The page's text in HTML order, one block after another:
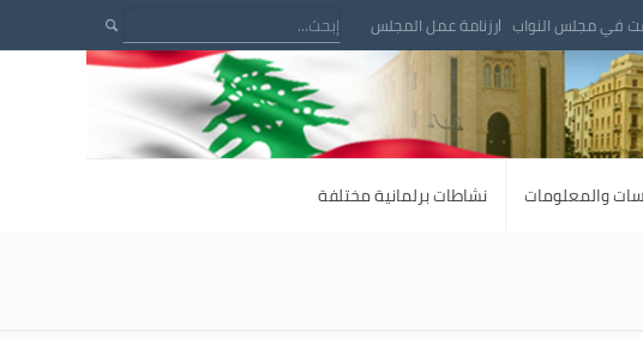
في مجلس النواب رزنامة عمل المجلس
والمعلومات نشاطات برلمانية مختلفة